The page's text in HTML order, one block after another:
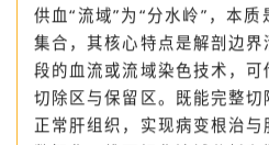
法在术中准确显示靶肝段的
靶肝段边界提供了解剖学依
供血“流域”为“分水岭”，本
集合，其核心特点是解剖边
段的血流或流域染色技术，